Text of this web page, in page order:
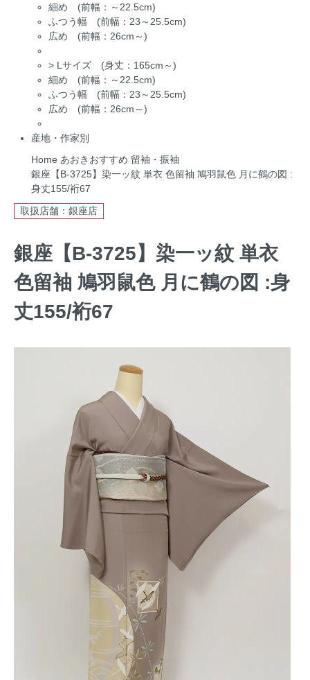
細め (前幅：～22.5cm)
ふつう幅 (前幅：23～25.5cm)
広め (前幅：26cm～)
> Lサイズ (身丈：165cm～)
細め (前幅：～22.5cm)
ふつう幅 (前幅：23～25.5cm)
広め (前幅：26cm～)
産地・作家別
Home あおきおすすめ 留袖・振袖
銀座【B-3725】染一ッ紋 単衣 色留袖 鳩羽鼠色 月に鶴の図 :
身丈155/裄67
取扱店舗：銀座店
銀座【B-3725】染一ッ紋 単衣
色留袖 鳩羽鼠色 月に鶴の図 :身
丈155/裄67